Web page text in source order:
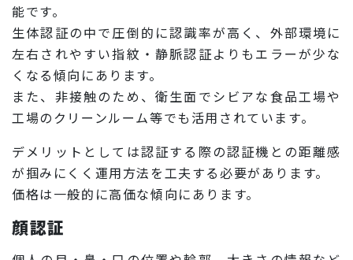
能です。
生体認証の中で圧倒的に認識率が高く、外部環境に
左右されやすい指紋・静脈認証よりもエラーが少な
くなる傾向にあります。
また、非接触のため、衛生面でシビアな食品工場や
工場のクリーンルーム等でも活用されています。
デメリットとしては認証する際の認証機との距離感
が掴みにくく運用方法を工夫する必要があります。
価格は一般的に高価な傾向にあります。
顔認証